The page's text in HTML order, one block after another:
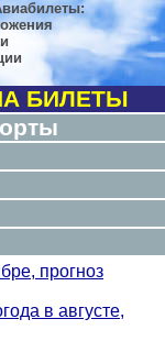
БИЛЕТЫ
прогноз
в августе,